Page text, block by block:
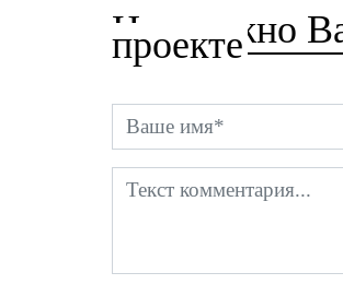
Нам важно
проекте